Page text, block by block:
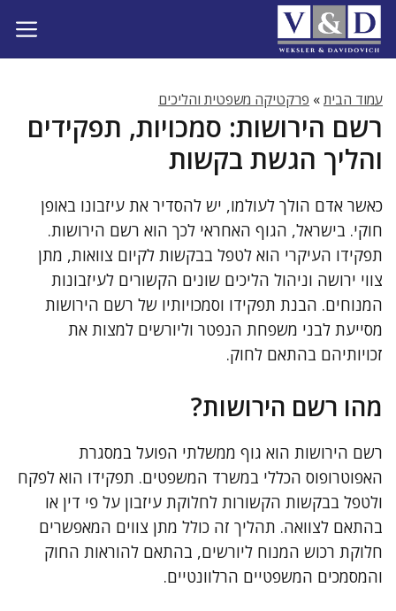
לדלג
לתוכן
עמוד הבית» פרקטיקה משפטית והליכים
רשם הירושות: סמכויות, תפקידים
והליך הגשת בקשות
כאשר אדם הולך לעולמו, יש להסדיר את עיזבונו באופן
חוקי. בישראל, הגוף האחראי לכך הוא רשם הירושות.
תפקידו העיקרי הוא לטפל בבקשות לקיום צוואות, מתן
צווי ירושה וניהול הליכים שונים הקשורים לעיזבונות
המנוחים. הבנת תפקידו וסמכויותיו של רשם הירושות
מסייעת לבני משפחת הנפטר וליורשים למצות את
זכויותיהם בהתאם לחוק.
מהו רשם הירושות?
רשם הירושות הוא גוף ממשלתי הפועל במסגרת
האפוטרופוס הכללי במשרד המשפטים. תפקידו הוא לפקח
ולטפל בבקשות הקשורות לחלוקת עיזבון על פי דין או
בהתאם לצוואה. תהליך זה כולל מתן צווים המאפשרים
חלוקת רכוש המנוח ליורשים, בהתאם להוראות החוק
והמסמכים המשפטיים הרלוונטיים.